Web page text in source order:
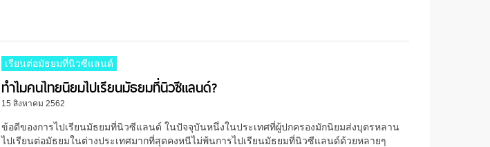
เรียนต่อมัธยมที่นิวซีแลนด์
ทำไมคนไทยนิยมไปเรียนมัธยมที่นิวซีแลนด์?
15 สิงหาคม 2562
ข้อดีของการไปเรียนมัธยมที่นิวซีแลนด์ ในปัจจุบันหนึ่งในประเทศที่ผู้ปกครองมักนิยมส่งบุตรหลาน
ไปเรียนต่อมัธยมในต่างประเทศมากที่สุดคงหนีไม่พ้นการไปเรียนมัธยมที่นิวซีแลนด์ด้วยหลายๆ